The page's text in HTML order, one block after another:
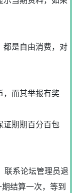
都是自由消费，对
，而其举报有奖
证期期百分百包
联系论坛管理员退
结算一次，等到